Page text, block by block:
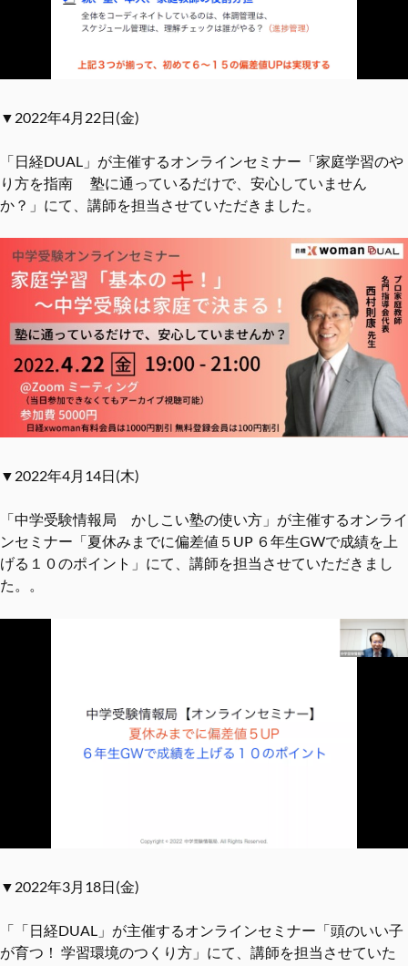
▼2022年4月22日(金)
「日経DUAL」が主催するオンラインセミナー「家庭学習のや
り方を指南 塾に通っているだけで、安心していません
か？」にて、講師を担当させていただきました。
▼2022年4月14日(木)
「中学受験情報局 かしこい塾の使い方」が主催するオンライ
ンセミナー「夏休みまでに偏差値５UP ６年生GWで成績を上
げる１０のポイント」にて、講師を担当させていただきまし
た。。
▼2022年3月18日(金)
「「日経DUAL」が主催するオンラインセミナー「頭のいい子
が育つ！ 学習環境のつくり方」にて、講師を担当させていた